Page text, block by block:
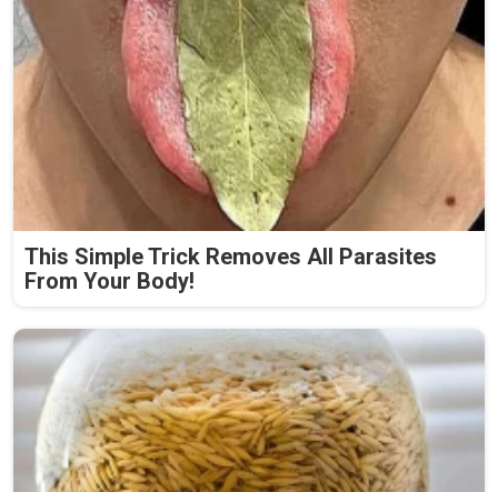
This Simple Trick Removes All Parasites
From Your Body!